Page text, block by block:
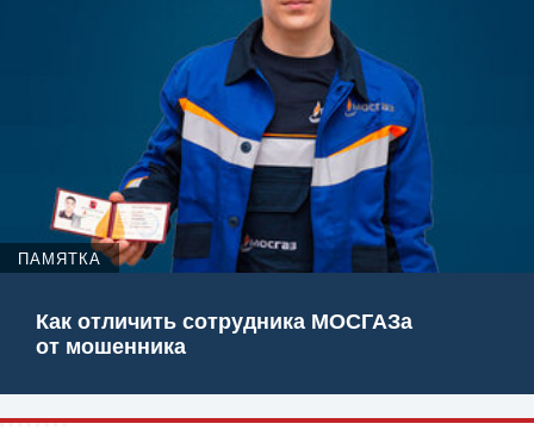
ПАМЯТКА
Как отличить сотрудника МОСГАЗа
от мошенника